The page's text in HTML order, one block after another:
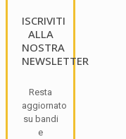
ISCRIVITI
ALLA
NOSTRA
NEWSLETTER
Resta
aggiornato
su bandi
e